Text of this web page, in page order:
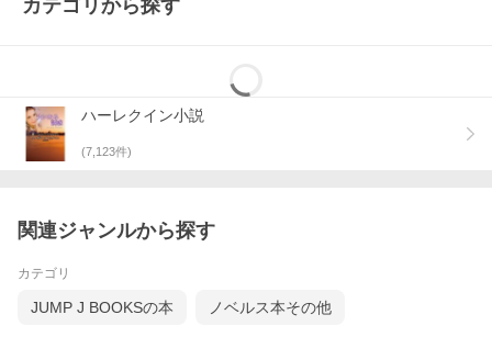
カテゴリから探す
ハーレクイン小説
(7,123件)
関連ジャンルから探す
カテゴリ
JUMP J BOOKSの本 ノベルス本その他